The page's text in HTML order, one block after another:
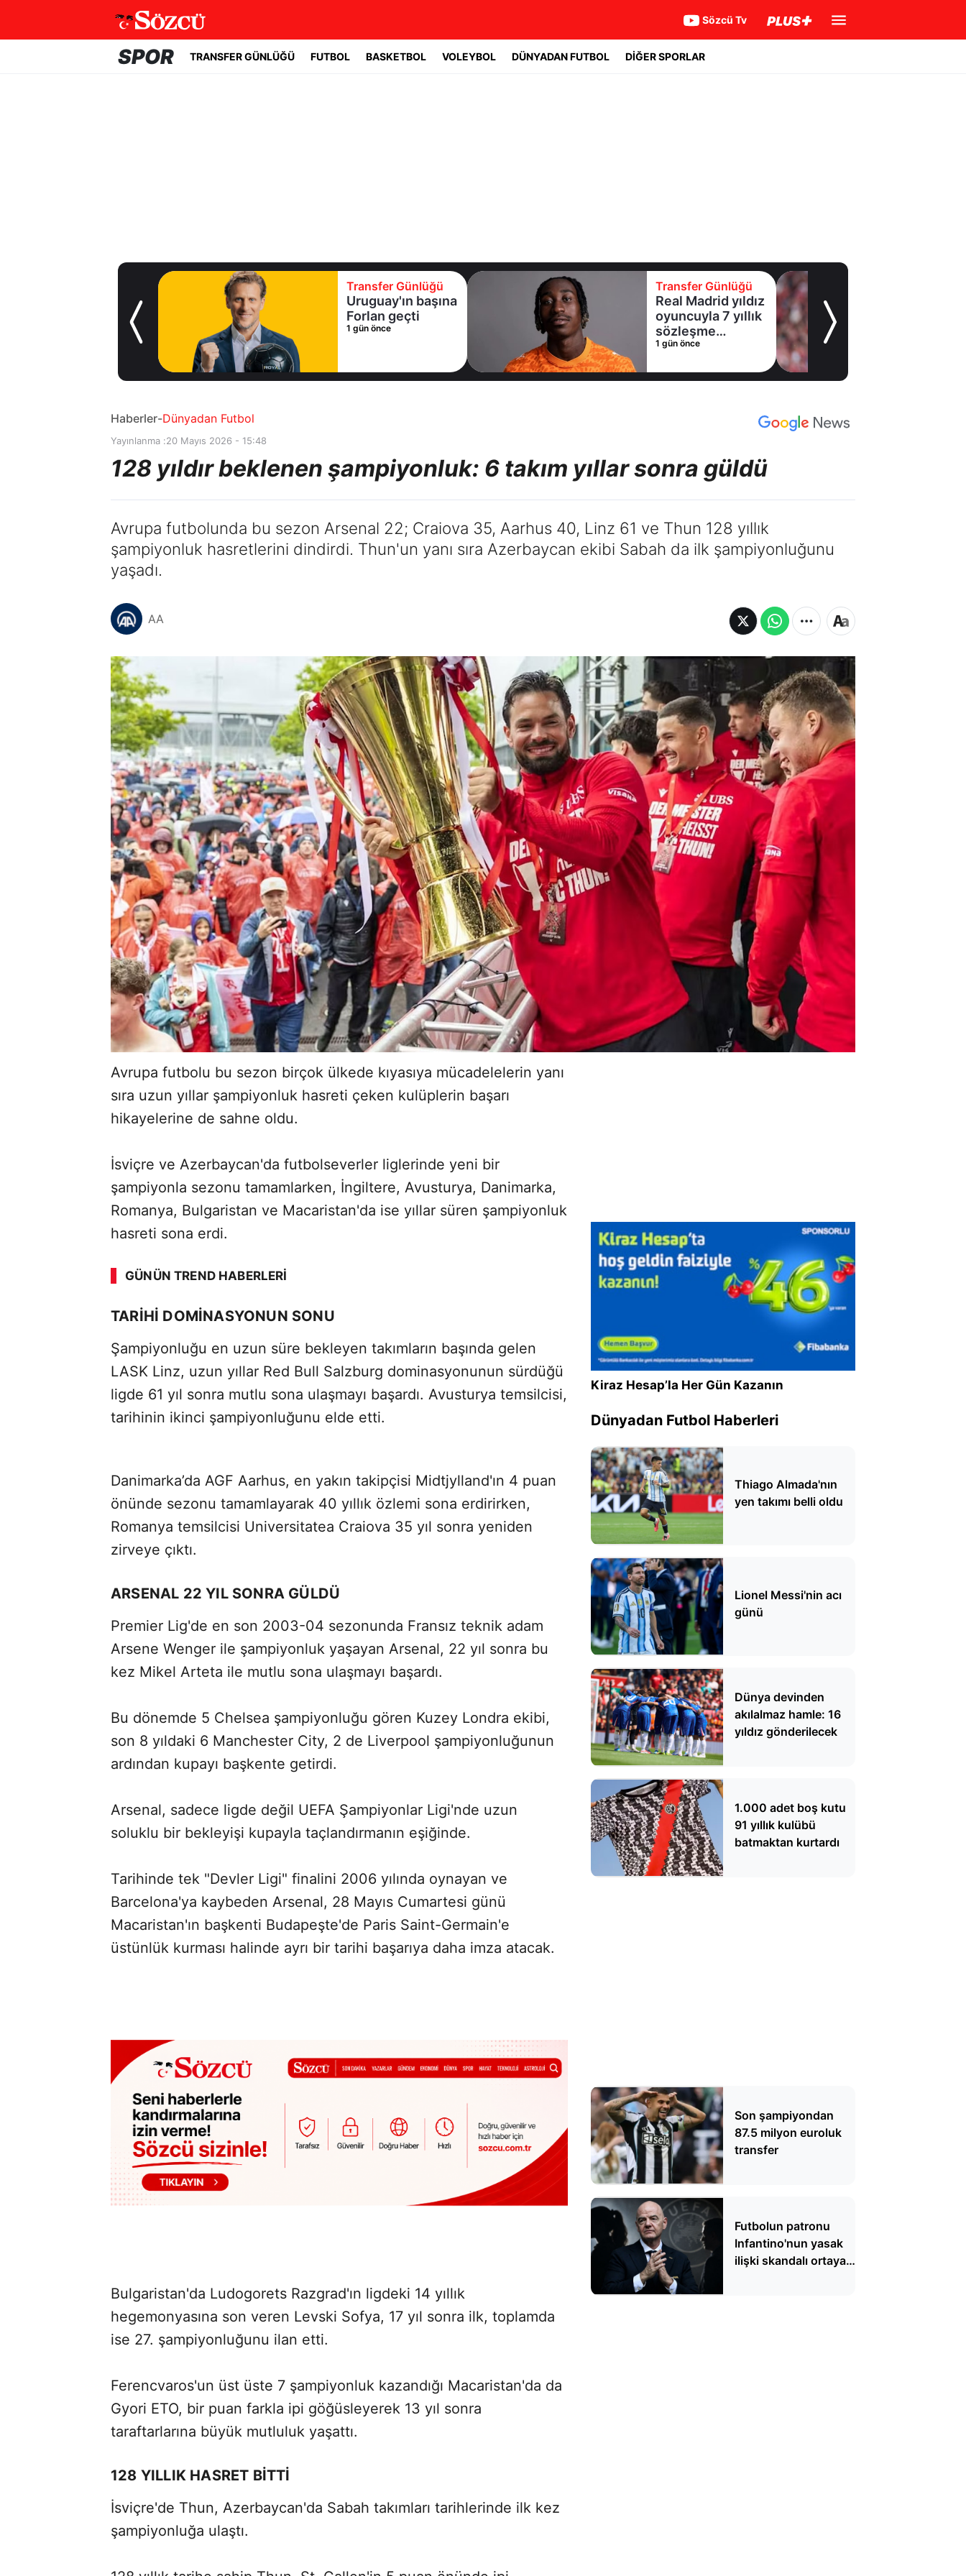
Sözcü Tv
SPOR TRANSFER GÜNLÜĞÜ FUTBOL BASKETBOL VOLEYBOL DÜNYADAN FUTBOL DİĞER SPORLAR
Transfer Günlüğü
Uruguay'ın başına
Forlan geçti
Transfer Günlüğü
Real Madrid yıldız
oyuncuyla 7 yıllık
sözleşme
Transfer Günlüğü
Galatasaray
Leao'nun
alternatifini
Arsenal'de buldu
1 gün önce
Haberler-Dünyadan Futbol
Yayınlanma :20 Mayıs 2026 - 15:48
128 yıldır beklenen şampiyonluk: 6 takım yıllar sonra güldü
Avrupa futbolunda bu sezon Arsenal 22; Craiova 35, Aarhus 40, Linz 61 ve Thun 128 yıllık
şampiyonluk hasretlerini dindirdi. Thun'un yanı sıra Azerbaycan ekibi Sabah da ilk şampiyonluğunu
yaşadı.
AA
Avrupa futbolu bu sezon birçok ülkede kıyasıya mücadelelerin yanı
sıra uzun yıllar şampiyonluk hasreti çeken kulüplerin başarı
hikayelerine de sahne oldu.
İsviçre ve Azerbaycan'da futbolseverler liglerinde yeni bir
şampiyonla sezonu tamamlarken, İngiltere, Avusturya, Danimarka,
Romanya, Bulgaristan ve Macaristan'da ise yıllar süren şampiyonluk
hasreti sona erdi.
GÜNÜN TREND HABERLERI
TARİHİ DOMİNASYONUN SONU
Şampiyonluğu en uzun süre bekleyen takımların başında gelen
LASK Linz, uzun yıllar Red Bull Salzburg dominasyonunun sürdüğü
ligde 61 yıl sonra mutlu sona ulaşmayı başardı. Avusturya temsilcisi,
tarihinin ikinci şampiyonluğunu elde etti.
Danimarka’da AGF Aarhus, en yakın takipçisi Midtjylland'ın 4 puan
önünde sezonu tamamlayarak 40 yıllık özlemi sona erdirirken,
Romanya temsilcisi Universitatea Craiova 35 yıl sonra yeniden
zirveye çıktı.
ARSENAL 22 YIL SONRA GÜLDÜ
Premier Lig'de en son 2003-04 sezonunda Fransız teknik adam
Arsene Wenger ile şampiyonluk yaşayan Arsenal, 22 yıl sonra bu
kez Mikel Arteta ile mutlu sona ulaşmayı başardı.
Bu dönemde 5 Chelsea şampiyonluğu gören Kuzey Londra ekibi,
son 8 yıldaki 6 Manchester City, 2 de Liverpool şampiyonluğunun
ardından kupayı başkente getirdi.
Arsenal, sadece ligde değil UEFA Şampiyonlar Ligi'nde uzun
soluklu bir bekleyişi kupayla taçlandırmanın eşiğinde.
Tarihinde tek "Devler Ligi" finalini 2006 yılında oynayan ve
Barcelona'ya kaybeden Arsenal, 28 Mayıs Cumartesi günü
Macaristan'ın başkenti Budapeşte'de Paris Saint-Germain'e
üstünlük kurması halinde ayrı bir tarihi başarıya daha imza atacak.
Bulgaristan'da Ludogorets Razgrad'ın ligdeki 14 yıllık
hegemonyasına son veren Levski Sofya, 17 yıl sonra ilk, toplamda
ise 27. şampiyonluğunu ilan etti.
​​​​​​​Ferencvaros'un üst üste 7 şampiyonluk kazandığı Macaristan'da da
Gyori ETO, bir puan farkla ipi göğüsleyerek 13 yıl sonra
taraftarlarına büyük mutluluk yaşattı.
128 YILLIK HASRET BİTTİ
İsviçre'de Thun, Azerbaycan'da Sabah takımları tarihlerinde ilk kez
şampiyonluğa ulaştı.
Kiraz Hesap’la Her Gün Kazanın
Dünyadan Futbol Haberleri
Thiago Almada'nın
yen takımı belli oldu
Lionel Messi'nin acı
günü
Dünya devinden
akılalmaz hamle: 16
yıldız gönderilecek
1.000 adet boş kutu
91 yıllık kulübü
batmaktan kurtardı
Son şampiyondan
87.5 milyon euroluk
transfer
Futbolun patronu
Infantino'nun yasak
ilişki skandalı ortaya